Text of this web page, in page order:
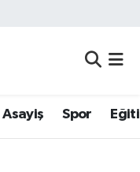
Asayiş Spor